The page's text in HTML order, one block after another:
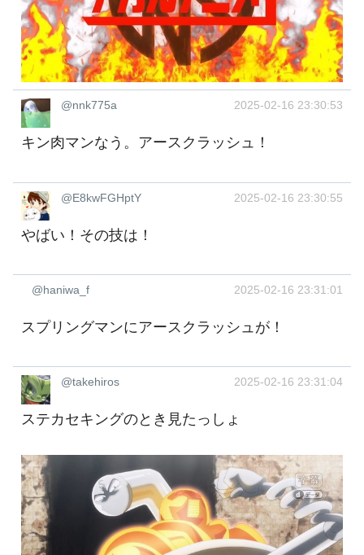
@nnk775a 2025-02-16 23:30:53
キン肉マンなう。アースクラッシュ！
@E8kwFGHptY 2025-02-16 23:30:55
やばい！その技は！
@haniwa_f 2025-02-16 23:31:01
スプリングマンにアースクラッシュが！
@takehiros 2025-02-16 23:31:04
ステカセキングのとき見たっしょ